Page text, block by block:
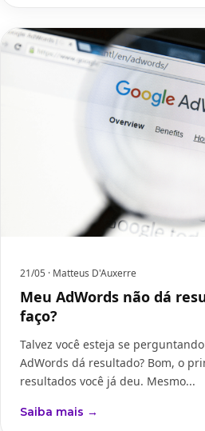
21/05 · Matteus D'Auxerre
Meu AdWords não dá
faço?
Talvez você esteja se
AdWords dá resultado? Bom, o
resultados você já deu. Mesmo...
Saiba mais →